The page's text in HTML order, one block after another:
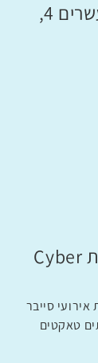
Yes Planet, רח' המאה ועשרים 4,
ראש תחום מודיעין סייבר בחברת Cyber
אירועי סייבר
טאקטים